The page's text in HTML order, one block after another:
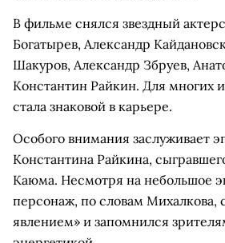
В фильме снялся звездный
Богатырев, Александр
Шакуров, Александр Збруев,
Константин Райкин. Для многих
стала знаковой в карьере.
Особого внимания заслуживает
Константина Райкина,
Каюма. Несмотря на небольшое
персонаж, по словам Михалкова,
явлением» и запомнился